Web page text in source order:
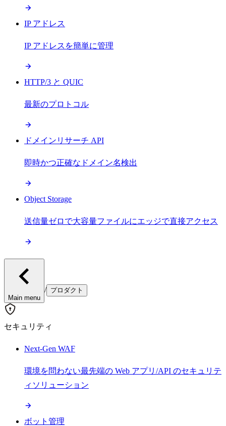
IP アドレス
IP アドレスを簡単に管理
HTTP/3 と QUIC
最新のプロトコル
ドメインリサーチ API
即時かつ正確なドメイン名検出
Object Storage
送信量ゼロで大容量ファイルにエッジで直接アクセス
Main menu
/ プロダクト
セキュリティ
Next-Gen WAF
環境を問わない最先端の Web アプリ/API のセキュリテ
ィソリューション
ボット管理